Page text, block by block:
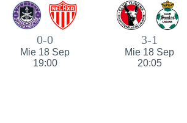
0-0
Mie 18 Sep
19:00
3-1
Mie 18 Sep
20:05